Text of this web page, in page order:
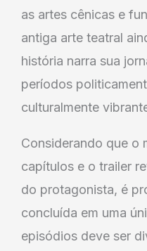
as artes cênicas e
antiga arte teatral
história narra sua
períodos
culturalmente
Considerando que o
capítulos e o trailer
do protagonista, é
concluída em uma
episódios deve ser